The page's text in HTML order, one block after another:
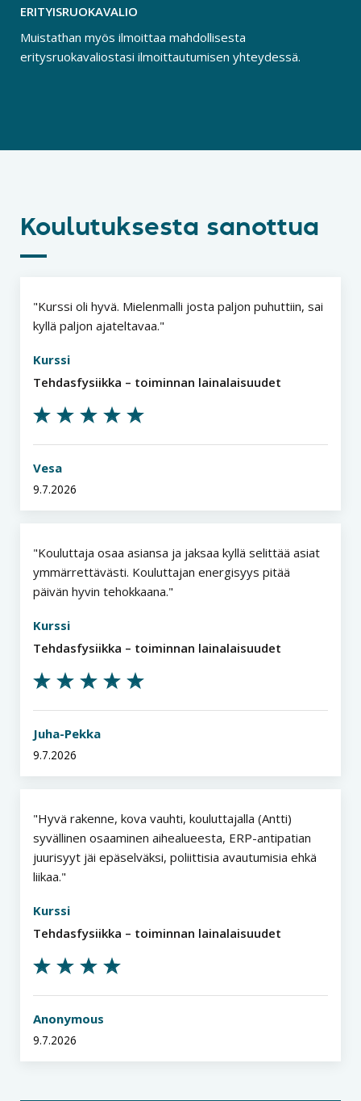
ERITYISRUOKAVALIO
Muistathan myös ilmoittaa mahdollisesta
eritysruokavaliostasi ilmoittautumisen yhteydessä.
Koulutuksesta sanottua
Kurssi oli hyvä. Mielenmalli josta paljon puhuttiin, sai
kyllä paljon ajateltavaa.
Kurssi
Tehdasfysiikka – toiminnan lainalaisuudet
Vesa
9.7.2026
Kouluttaja osaa asiansa ja jaksaa kyllä selittää asiat
ymmärrettävästi. Kouluttajan energisyys pitää
päivän hyvin tehokkaana.
Kurssi
Tehdasfysiikka – toiminnan lainalaisuudet
Juha-Pekka
9.7.2026
Hyvä rakenne, kova vauhti, kouluttajalla (Antti)
syvällinen osaaminen aihealueesta, ERP-antipatian
juurisyyt jäi epäselväksi, poliittisia avautumisia ehkä
liikaa.
Kurssi
Tehdasfysiikka – toiminnan lainalaisuudet
Anonymous
9.7.2026